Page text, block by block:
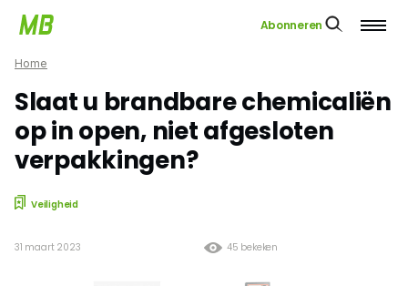
Abonneren
Home
Slaat u brandbare chemicaliën
op in open, niet afgesloten
verpakkingen?
Veiligheid
45 bekeken
31 maart 2023